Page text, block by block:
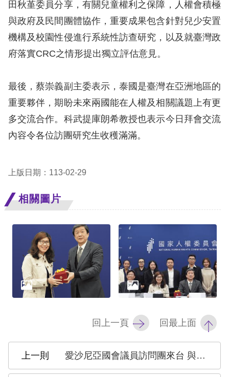
兒少版
回
首
網
安
私
護
田秋堇委員分享，有關兒童權利之保障，人權會積極
與政府及民間團體協作，重要成果包含針對兒少安置
機構及校園性侵進行系統性訪查研究，以及就臺灣政
府落實CRC之情形提出獨立評估意見。
最後，蔡崇義副主委表示，泰國是臺灣在亞洲地區的
重要夥伴，期盼未來兩國能在人權及相關議題上有更
多交流合作。科武提庫朗希教授也表示今日拜會交流
內容令各位訪團研究生收穫滿滿。
上版日期：113-02-29
相關圖片
回上一頁 回最上面
愛沙尼亞國會議員訪問團來台 與人權會交流人權議題